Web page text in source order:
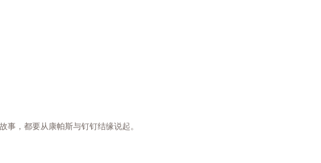
，都要从康帕斯与钉钉结缘说起。